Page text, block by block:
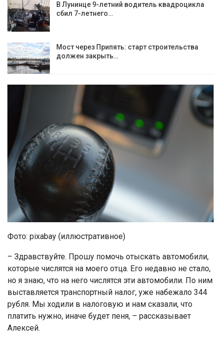
В Лунинце 9-летний водитель квадроцикла
сбил 7-летнего…
Мост через Припять: старт строительства
должен закрыть…
Фото: pixabay (иллюстративное)
– Здравствуйте. Прошу помочь отыскать автомобили,
которые числятся на моего отца. Его недавно не стало,
но я знаю, что на него числятся эти автомобили. По ним
выставляется транспортный налог, уже набежало 344
рубля. Мы ходили в налоговую и нам сказали, что
платить нужно, иначе будет пеня, – рассказывает
Алексей.